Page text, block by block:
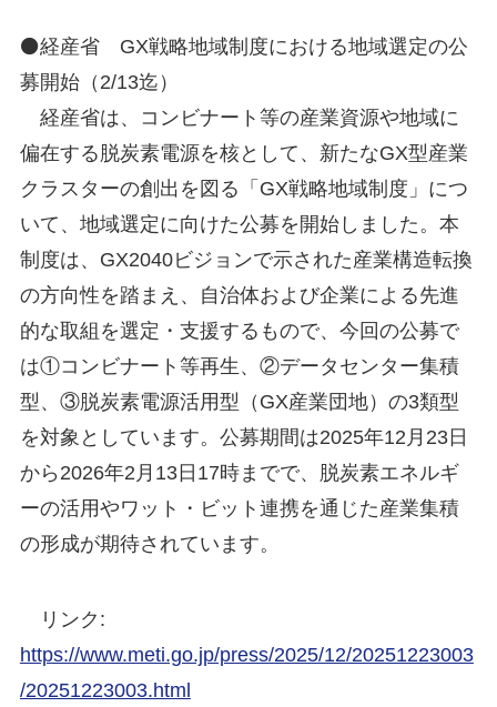
⚫経産省 GX戦略地域制度における地域選定の公
募開始（2/13迄）
経産省は、コンビナート等の産業資源や地域に
偏在する脱炭素電源を核として、新たなGX型産業
クラスターの創出を図る「GX戦略地域制度」につ
いて、地域選定に向けた公募を開始しました。本
制度は、GX2040ビジョンで示された産業構造転換
の方向性を踏まえ、自治体および企業による先進
的な取組を選定・支援するもので、今回の公募で
は①コンビナート等再生、②データセンター集積
型、③脱炭素電源活用型（GX産業団地）の3類型
を対象としています。公募期間は2025年12月23日
から2026年2月13日17時までで、脱炭素エネルギ
ーの活用やワット・ビット連携を通じた産業集積
の形成が期待されています。
リンク:
https://www.meti.go.jp/press/2025/12/20251223003
/20251223003.html